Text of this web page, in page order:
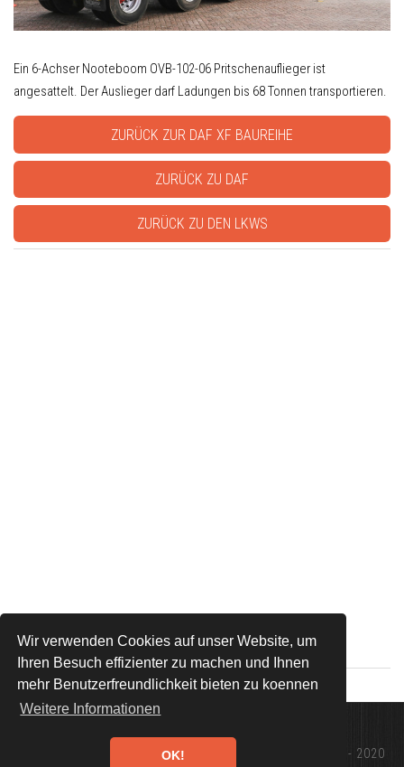
Wir verwenden Cookies auf unser Website, um
Ihren Besuch effizienter zu machen und Ihnen
mehr Benutzerfreundlichkeit bieten zu koennen
Weitere Informationen
OK!
Ein 6-Achser Nooteboom OVB-102-06 Pritschenauflieger ist
angesattelt. Der Auslieger darf Ladungen bis 68 Tonnen transportieren.
ZURÜCK ZUR DAF XF BAUREIHE
ZURÜCK ZU DAF
ZURÜCK ZU DEN LKWS
Fotos: WWW.TRUCKS-CRANES.NL - 2020